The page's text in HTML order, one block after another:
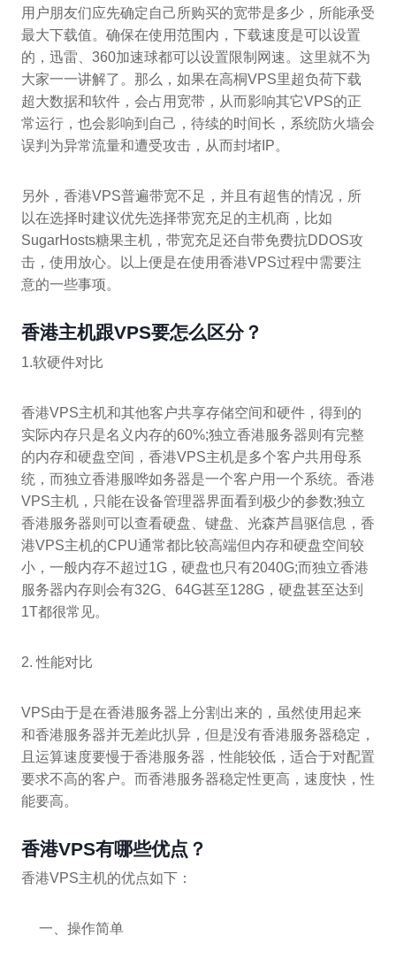
用户朋友们应先确定自己所购买的宽带是多少，所能承受
最大下载值。确保在使用范围内，下载速度是可以设置
的，迅雷、360加速球都可以设置限制网速。这里就不为
大家一一讲解了。那么，如果在高桐VPS里超负荷下载
超大数据和软件，会占用宽带，从而影响其它VPS的正
常运行，也会影响到自己，待续的时间长，系统防火墙会
误判为异常流量和遭受攻击，从而封堵IP。
另外，香港VPS普遍带宽不足，并且有超售的情况，所
以在选择时建议优先选择带宽充足的主机商，比如
SugarHosts糖果主机，带宽充足还自带免费抗DDOS攻
击，使用放心。以上便是在使用香港VPS过程中需要注
意的一些事项。
香港主机跟VPS要怎么区分？
1.软硬件对比
香港VPS主机和其他客户共享存储空间和硬件，得到的
实际内存只是名义内存的60%;独立香港服务器则有完整
的内存和硬盘空间，香港VPS主机是多个客户共用母系
统，而独立香港服哗如务器是一个客户用一个系统。香港
VPS主机，只能在设备管理器界面看到极少的参数;独立
香港服务器则可以查看硬盘、键盘、光森芦昌驱信息，香
港VPS主机的CPU通常都比较高端但内存和硬盘空间较
小，一般内存不超过1G，硬盘也只有2040G;而独立香港
服务器内存则会有32G、64G甚至128G，硬盘甚至达到
1T都很常见。
2. 性能对比
VPS由于是在香港服务器上分割出来的，虽然使用起来
和香港服务器并无差此扒异，但是没有香港服务器稳定，
且运算速度要慢于香港服务器，性能较低，适合于对配置
要求不高的客户。而香港服务器稳定性更高，速度快，性
能要高。
香港VPS有哪些优点？
香港VPS主机的优点如下：
一、操作简单